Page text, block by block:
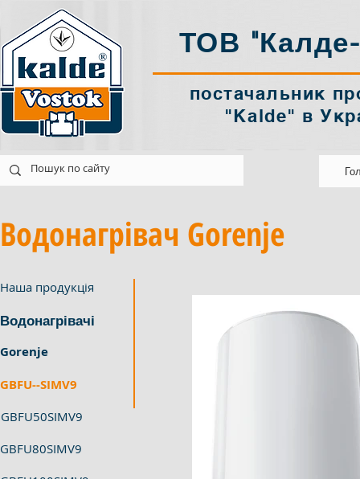
ТОВ
постачальник
"Kalde" в
Україна Харків
Водонагрівач Gorenje
Наша продукція
Водонагрівачі
Gorenje
GBFU--SIMV9
GBFU50SIMV9
GBFU80SIMV9